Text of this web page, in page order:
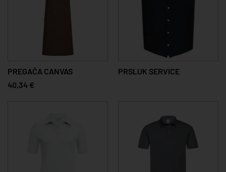
PREGAČA CANVAS
40,34 €
PRSLUK SERVICE